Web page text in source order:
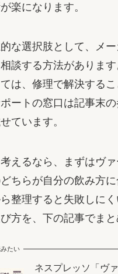
楽になります。
な選択肢として、メ
相談する方法がありま
は、修理で解決するこ
ートの窓口は記事末
ています。
えるなら、まずはヴ
ちらが自分の飲み方
整理すると失敗しに
方を、下の記事でまと
たい
ネスプレッソ「ヴ